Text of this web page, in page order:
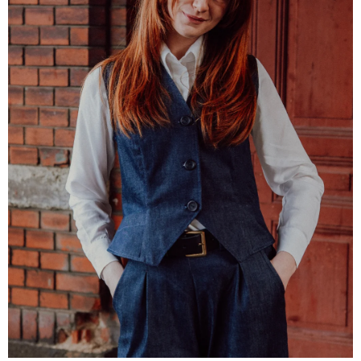
A
J
Í
T
?
HLEDAT
D
O
P
O
R
U
Č